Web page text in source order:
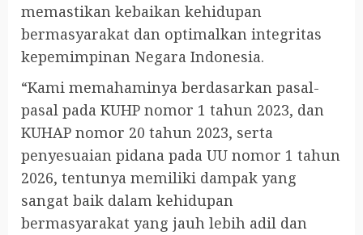
memastikan kebaikan kehidupan
bermasyarakat dan optimalkan integritas
kepemimpinan Negara Indonesia.
“Kami memahaminya berdasarkan pasal-
pasal pada KUHP nomor 1 tahun 2023, dan
KUHAP nomor 20 tahun 2023, serta
penyesuaian pidana pada UU nomor 1 tahun
2026, tentunya memiliki dampak yang
sangat baik dalam kehidupan
bermasyarakat yang jauh lebih adil dan